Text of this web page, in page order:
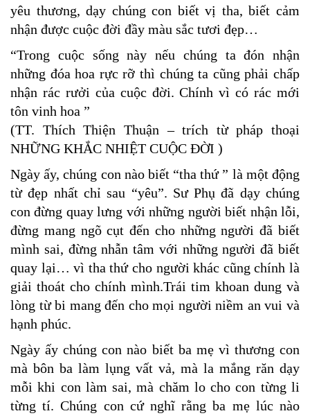
yêu thương, dạy chúng con biết vị tha, biết cảm
nhận được cuộc đời đầy màu sắc tươi đẹp…
“Trong cuộc sống này nếu chúng ta đón nhận
những đóa hoa rực rỡ thì chúng ta cũng phải chấp
nhận rác rưởi của cuộc đời.Chính vì có rác mới
tôn vinh hoa ”
(TT. Thích Thiện Thuận – trích từ pháp thoại
NHỮNG KHẮC NHIỆT CUỘC ĐỜI )
Ngày ấy, chúng con nào biết “tha thứ ” là một động
từ đẹp nhất chỉ sau “yêu”. Sư Phụ đã dạy chúng
con đừng quay lưng với những người biết nhận lỗi,
đừng mang ngõ cụt đến cho những người đã biết
mình sai, đừng nhẫn tâm với những người đã biết
quay lại… vì tha thứ cho người khác cũng chính là
giải thoát cho chính mình.Trái tim khoan dung và
lòng từ bi mang đến cho mọi người niềm an vui và
hạnh phúc.
Ngày ấy chúng con nào biết ba mẹ vì thương con
mà bôn ba làm lụng vất vả, mà la mắng răn dạy
mỗi khi con làm sai, mà chăm lo cho con từng li
từng tí. Chúng con cứ nghĩ rằng ba mẹ lúc nào